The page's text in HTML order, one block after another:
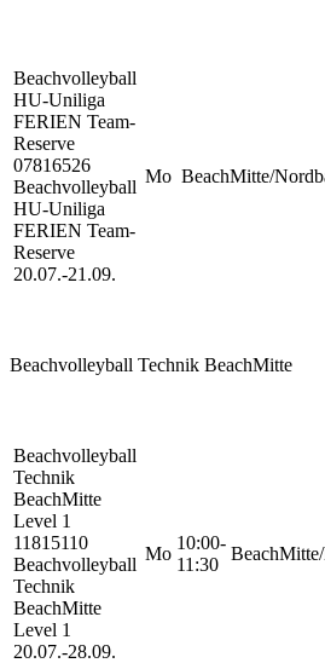
Beachvolleyball
HU-Uniliga
FERIEN Team-
Reserve
07816526
Beachvolleyball
HU-Uniliga
FERIEN Team-
Reserve
20.07.-21.09.
Mo BeachMitte/
Beachvolleyball Technik BeachMitte
Beachvolleyball
Technik
BeachMitte
Level 1
11815110
Beachvolleyball
Technik
BeachMitte
Level 1
20.07.-28.09.
Mo
10:00-
11:30